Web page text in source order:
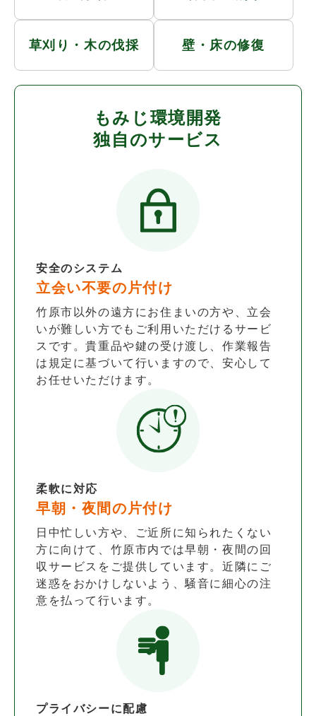
草刈り・木の伐採 壁・床の修復
もみじ環境開発
独自のサービス
安全のシステム
立会い不要の片付け
竹原市以外の遠方にお住まいの方や、立会
いが難しい方でもご利用いただけるサービ
スです。貴重品や鍵の受け渡し、作業報告
は規定に基づいて行いますので、安心して
お任せいただけます。
柔軟に対応
早朝・夜間の片付け
日中忙しい方や、ご近所に知られたくない
方に向けて、竹原市内では早朝・夜間の回
収サービスをご提供しています。近隣にご
迷惑をおかけしないよう、騒音に細心の注
意を払って行います。
プライバシーに配慮